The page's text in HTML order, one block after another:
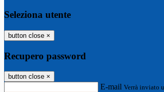
Seleziona utente
button close ×
Recupero password
button close ×
E-mail Verrà inviato